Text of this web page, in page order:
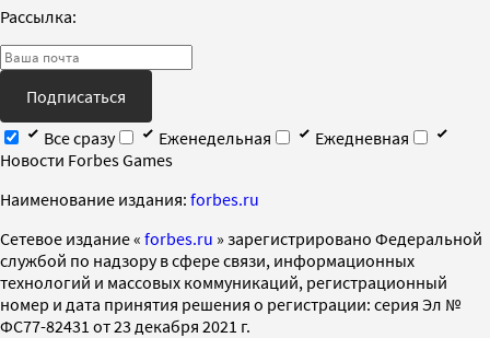
Рассылка:
Подписаться
Все сразу
Еженедельная
Ежедневная
Новости Forbes Games
Наименование издания: forbes.ru
Cетевое издание « forbes.ru » зарегистрировано Федеральной
службой по надзору в сфере связи, информационных
технологий и массовых коммуникаций, регистрационный
номер и дата принятия решения о регистрации: серия Эл №
ФС77-82431 от 23 декабря 2021 г.